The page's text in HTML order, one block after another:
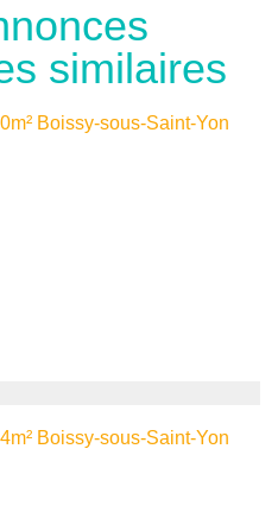
similaires
395 000 €